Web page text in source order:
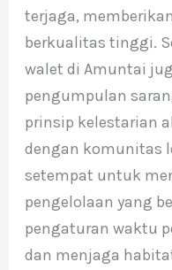
terjaga,
berkualitas tinggi.
walet di Amuntai
pengumpulan
prinsip kelestarian
dengan komunitas
setempat untuk
pengelolaan yang
pengaturan waktu
dan menjaga